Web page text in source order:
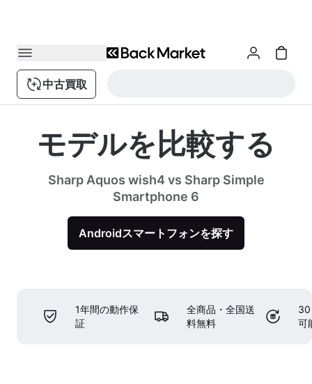
中古買取
モデルを比較する
Sharp Aquos wish4 vs Sharp Simple
Smartphone 6
Androidスマートフォンを探す
1年間の動作保
証
全商品・全国送
料無料
30
可